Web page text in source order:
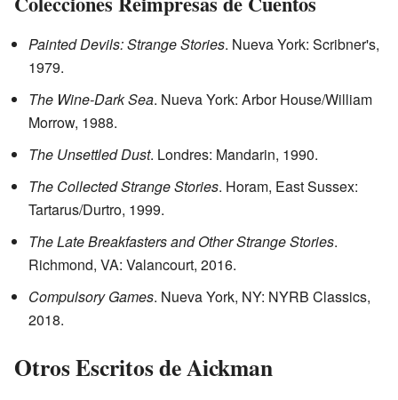
Painted Devils: Strange Stories. Nueva York: Scribner's,
1979.
The Wine-Dark Sea. Nueva York: Arbor House/William
Morrow, 1988.
The Unsettled Dust. Londres: Mandarin, 1990.
The Collected Strange Stories. Horam, East Sussex:
Tartarus/Durtro, 1999.
The Late Breakfasters and Other Strange Stories.
Richmond, VA: Valancourt, 2016.
Compulsory Games. Nueva York, NY: NYRB Classics,
2018.
Otros Escritos de Aickman